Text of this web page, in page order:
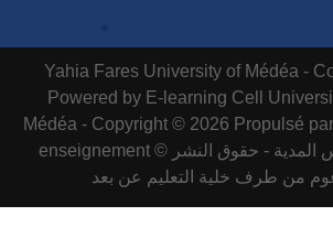
Yahia Fares University of Médéa -
Powered by E-learning Cell
Médéa - Copyright © 2026 Propulsé
enseignement المدية - حقوق النشر ©